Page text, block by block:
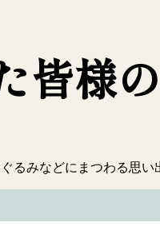
皆様
るみなどにまつわる思い